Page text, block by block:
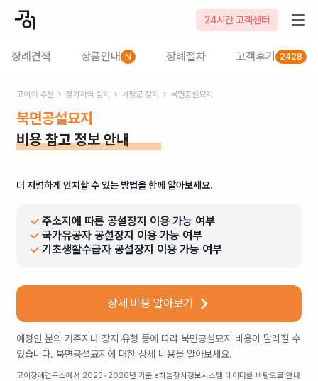
24시간 고객센터
장례견적 상품안내 N 장례절차 고객후기 2428
고이의 추천 경기 지역 장지 가평군 장지 북면공설묘지
북면공설묘지
비용 참고 정보 안내
더 저렴하게 안치할 수 있는 방법을 함께 알아보세요.
주소지에 따른 공설장지 이용 가능 여부
국가유공자 공설장지 이용 가능 여부
기초생활수급자 공설장지 이용 가능 여부
상세 비용 알아보기
예정인 분의 거주지나 장지 유형 등에 따라 북면공설묘지 비용이 달라질 수
있습니다. 북면공설묘지 에 대한 상세 비용을 알아보세요.
고이장례연구소에서 2023~2026년 기준 e하늘장사정보시스템 데이터를 바탕으로 안내